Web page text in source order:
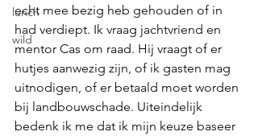
lunch
wild
echt mee bezig heb gehouden of in
had verdiept. Ik vraag jachtvriend en
mentor Cas om raad. Hij vraagt of er
hutjes aanwezig zijn, of ik gasten mag
uitnodigen, of er betaald moet worden
bij landbouwschade. Uiteindelijk
bedenk ik me dat ik mijn keuze baseer